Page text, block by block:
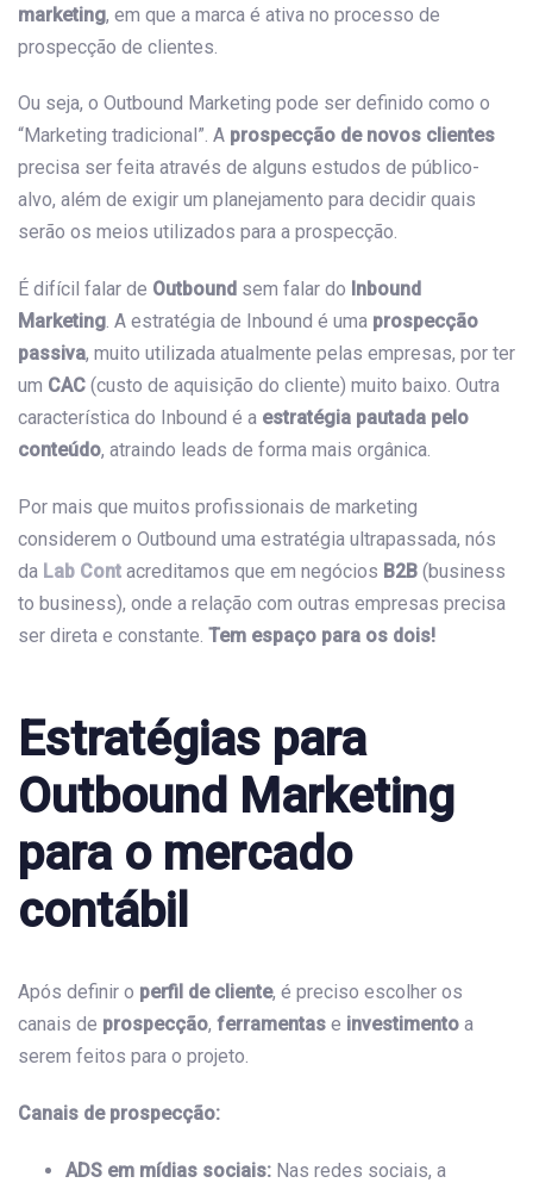
marketing, em que a marca é ativa no processo de
prospecção de clientes.
Ou seja, o Outbound Marketing pode ser definido como o
“Marketing tradicional”. A prospecção de novos clientes
precisa ser feita através de alguns estudos de público-
alvo, além de exigir um planejamento para decidir quais
serão os meios utilizados para a prospecção.
É difícil falar de Outbound sem falar do Inbound
Marketing. A estratégia de Inbound é uma prospecção
passiva, muito utilizada atualmente pelas empresas, por ter
um CAC (custo de aquisição do cliente) muito baixo. Outra
característica do Inbound é a estratégia pautada pelo
conteúdo, atraindo leads de forma mais orgânica.
Por mais que muitos profissionais de marketing
considerem o Outbound uma estratégia ultrapassada, nós
da Lab Cont acreditamos que em negócios B2B (business
to business), onde a relação com outras empresas precisa
ser direta e constante. Tem espaço para os dois!
Estratégias para
Outbound Marketing
para o mercado
contábil
Após definir o perfil de cliente, é preciso escolher os
canais de prospecção, ferramentas e investimento a
serem feitos para o projeto.
Canais de prospecção:
ADS em mídias sociais: Nas redes sociais, a